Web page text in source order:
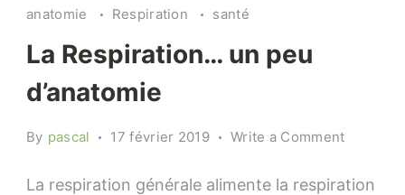
anatomie Respiration santé
La Respiration… un peu
d’anatomie
By pascal 17 février 2019 Write a Commenton
La respiration générale alimente la respiration